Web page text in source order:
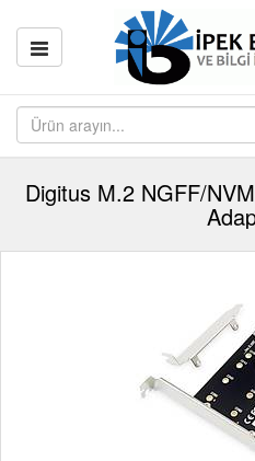
Digitus M.2 NGFF/